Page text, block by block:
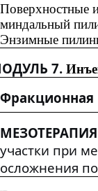
Поверхностные
миндальный
Энзимные
7.
Фракционная
МЕЗОТЕРАПИЯ
участки при
осложнения